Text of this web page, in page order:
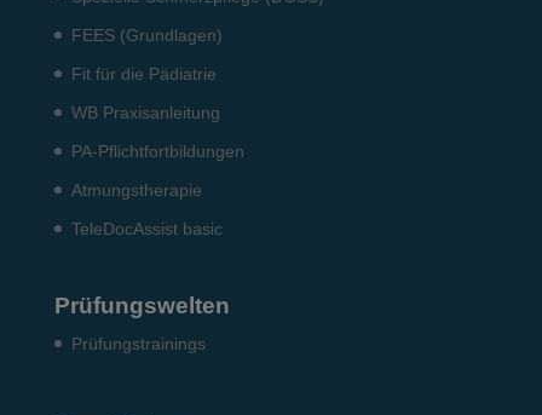
FEES (Grundlagen)
Fit für die Pädiatrie
WB Praxisanleitung
PA-Pflichtfortbildungen
Atmungstherapie
TeleDocAssist basic
Prüfungswelten
Prü­fungs­trai­nings